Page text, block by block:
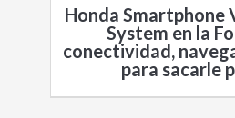
Honda Smartphone
System en la
conectividad,
para sacarle